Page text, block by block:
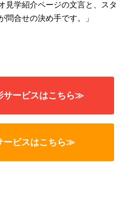
見学紹介ページの文言と、スタ
問合せの決め手です。」
サービスはこちら≫
ービスはこちら≫